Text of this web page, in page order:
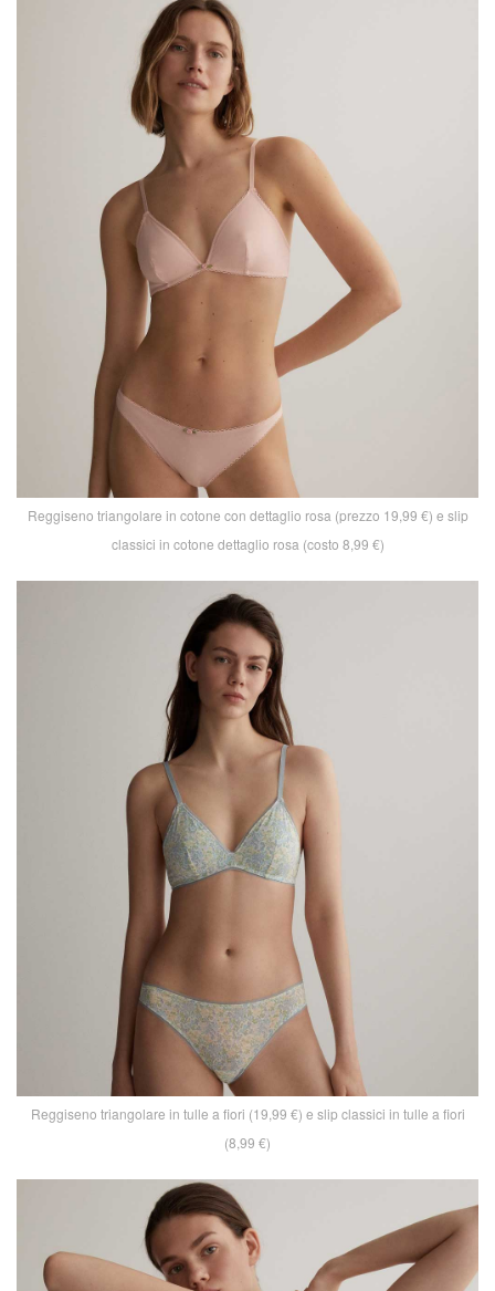
Reggiseno triangolare in cotone con dettaglio rosa (prezzo 19,99 €) e slip
classici in cotone dettaglio rosa (costo 8,99 €)
Reggiseno triangolare in tulle a fiori (19,99 €) e slip classici in tulle a fiori
(8,99 €)